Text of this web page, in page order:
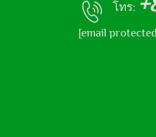
โทร:
[email